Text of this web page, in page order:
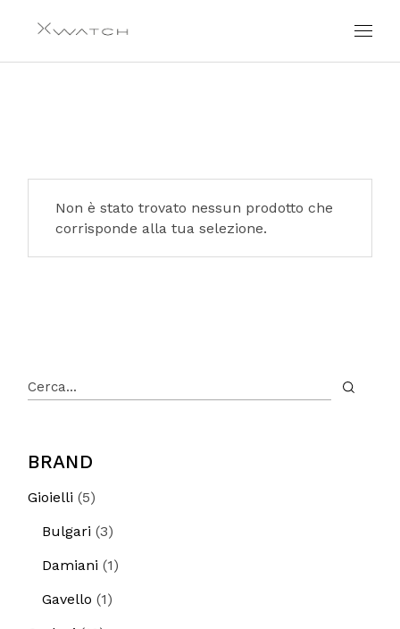
Non è stato trovato nessun prodotto che
corrisponde alla tua selezione.
Cerca
BRAND
Gioielli 55
prodotti
Bulgari 33
prodotti
Damiani
11
prodotto
Gavello
11
prodotto